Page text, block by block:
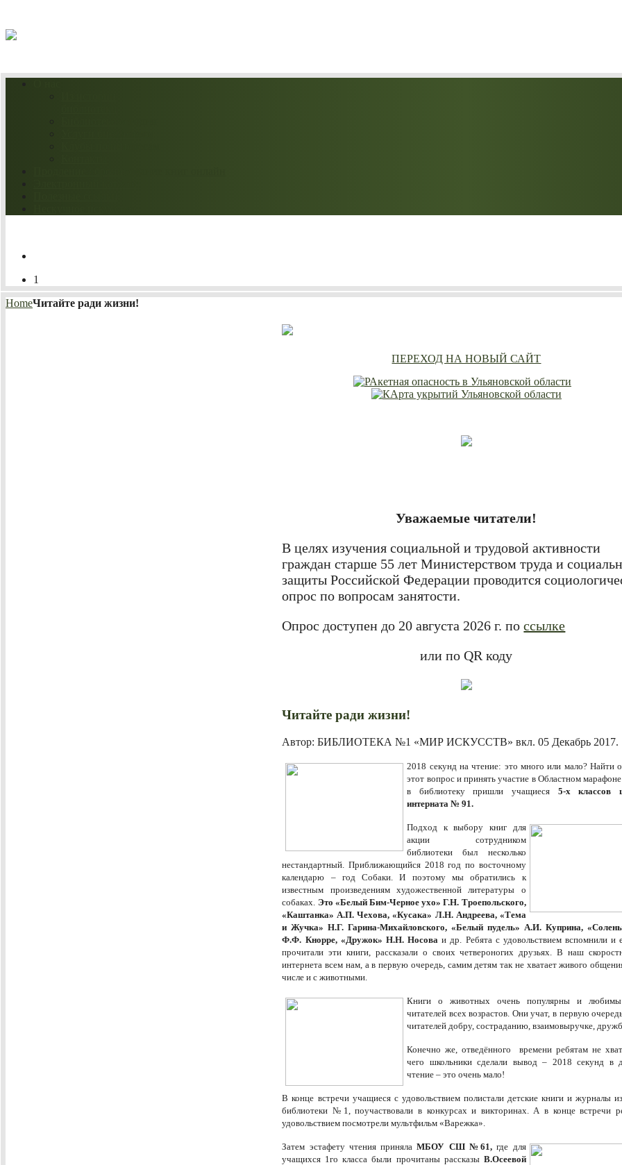
1
HomeЧитайте ради жизни!
ПЕРЕХОД НА НОВЫЙ САЙТ
Уважаемые читатели!
В целях изучения социальной и трудовой активности
граждан старше 55 лет Министерством труда и
защиты Российской Федерации проводится
опрос по вопросам занятости.
Опрос доступен до 20 августа 2026 г. поссылке
или по QR коду
Читайте ради жизни!
Автор: БИБЛИОТЕКА №1 «МИР ИСКУССТВ» вкл.05 Декабрь 2017.
2018 секунд на чтение: это много или мало? Найти
этот вопрос и принять участие в Областном
в библиотеку пришли учащиеся 5-х классов
интерната № 91.
Подход к выбору книг для
акции сотрудником
библиотеки был несколько
нестандартный. Приближающийся 2018 год по восточному
календарю – год Собаки. И поэтому мы обратились к
известным произведениям художественной литературы о
собаках. Это «Белый Бим-Черное ухо» Г.Н. Троепольского,
«Каштанка» А.П. Чехова, «Кусака» Л.Н. Андреева, «Тема
и Жучка» Н.Г. Гарина-Михайловского, «Белый пудель» А.И. Куприна,
Ф.Ф. Кнорре, «Дружок» Н.Н. Носова и др. Ребята с удовольствием вспомнили и
прочитали эти книги, рассказали о своих четвероногих друзьях. В наш
интернета всем нам, а в первую очередь, самим детям так не хватает живого
числе и с животными.
Книги о животных очень популярны и
читателей всех возрастов. Они учат, в первую
читателей добру, состраданию, взаимовыручке,
Конечно же, отведённого времени ребятам не
чего школьники сделали вывод – 2018 секунд в
чтение – это очень мало!
В конце встречи учащиеся с удовольствием полистали детские книги и журналы
библиотеки №1, поучаствовали в конкурсах и викторинах. А в конце встречи
удовольствием посмотрели мультфильм
Затем эстафету чтения принялаМБОУ СШ №61, где для
учащихся 1го класса были прочитаны рассказы В.Осеевой